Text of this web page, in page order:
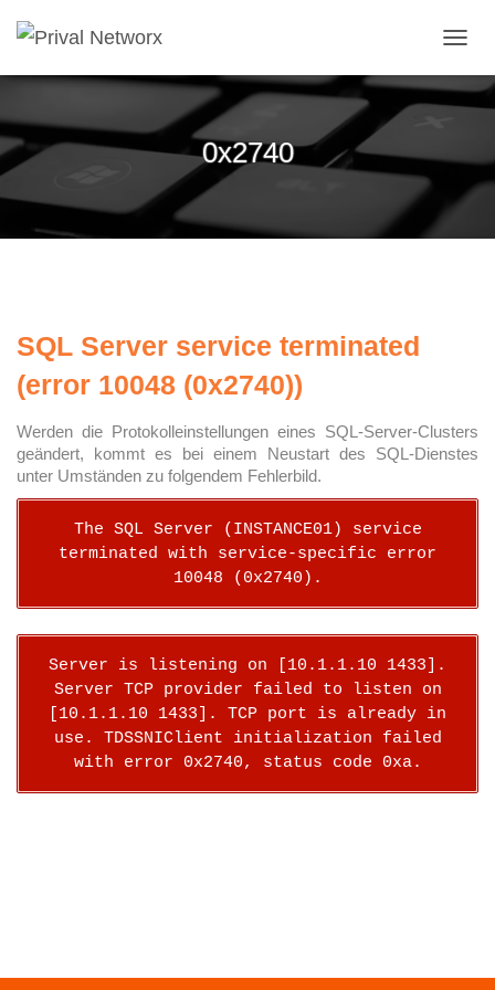
0x2740
SQL Server service terminated
(error 10048 (0x2740))
Werden die Protokolleinstellungen eines SQL-Server-Clusters
geändert, kommt es bei einem Neustart des SQL-Dienstes
unter Umständen zu folgendem Fehlerbild.
The SQL Server (INSTANCE01) service
terminated with service-specific error
10048 (0x2740).
Server is listening on [10.1.1.10 1433].
Server TCP provider failed to listen on
[10.1.1.10 1433]. TCP port is already in
use. TDSSNIClient initialization failed
with error 0x2740, status code 0xa.